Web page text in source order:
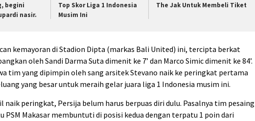
begini
nasir.
Top Skor Liga 1 Indonesia
Musim Ini
The Jak Untuk Membeli Tiket
kemayoran di Stadion Dipta (markas Bali United) ini, tercipta berkat
oleh Sandi Darma Suta dimenit ke 7’ dan Marco Simic dimenit ke 84’.
tim yang dipimpin oleh sang arsitek Stevano naik ke peringkat pertama
yang besar untuk meraih gelar juara liga 1 Indonesia musim ini.
naik peringkat, Persija belum harus berpuas diri dulu. Pasalnya tim pesaing
PSM Makasar membuntuti di posisi kedua dengan terpatu 1 poin dari